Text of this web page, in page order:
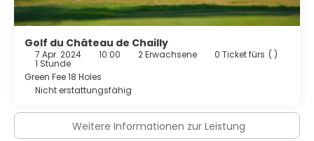
Golf du Château de Chailly
7 Apr. 2024 10:00 2 Erwachsene 0 Ticket fürs ( )
1 Stunde
Green Fee 18 Holes
Nicht erstattungsfähig
Weitere Informationen zur Leistung